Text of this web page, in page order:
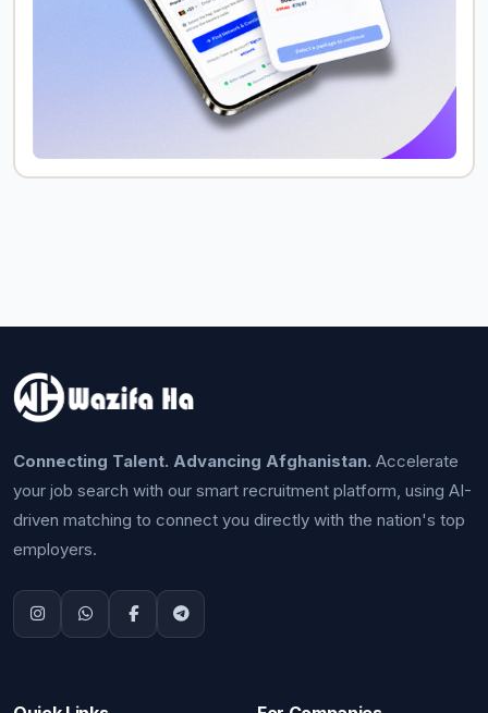
Connecting Talent. Advancing Afghanistan. Accelerate
your job search with our smart recruitment platform, using AI-
driven matching to connect you directly with the nation's top
employers.